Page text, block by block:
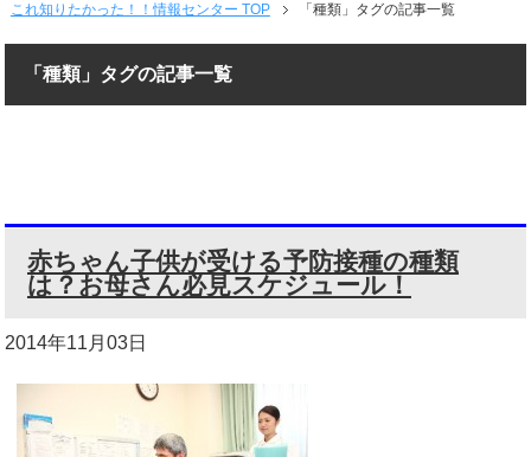
これ知りたかった！！情報センター TOP 「種類」タグの記事一覧
「種類」タグの記事一覧
赤ちゃん子供が受ける予防接種の種類
は？お母さん必見スケジュール！
2014年11月03日